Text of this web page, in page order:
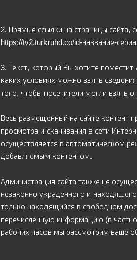
2. Прямые ссылки на страницы
https://tv2.turkruhd.co/id-название-
3. Текст, который Вы хотите
каких условиях можно взять
того, чтобы посетители могли взять
Весь размещенный на сайте контент
просмотра и скачивания в сети
осуществляется в автоматическом
добавляемым контентом.
Администрация сайта также не
незаконно украденного и
только находящийся в свободном
перечисленную информацию (в
рабочих часов мы рассмотрим ваше